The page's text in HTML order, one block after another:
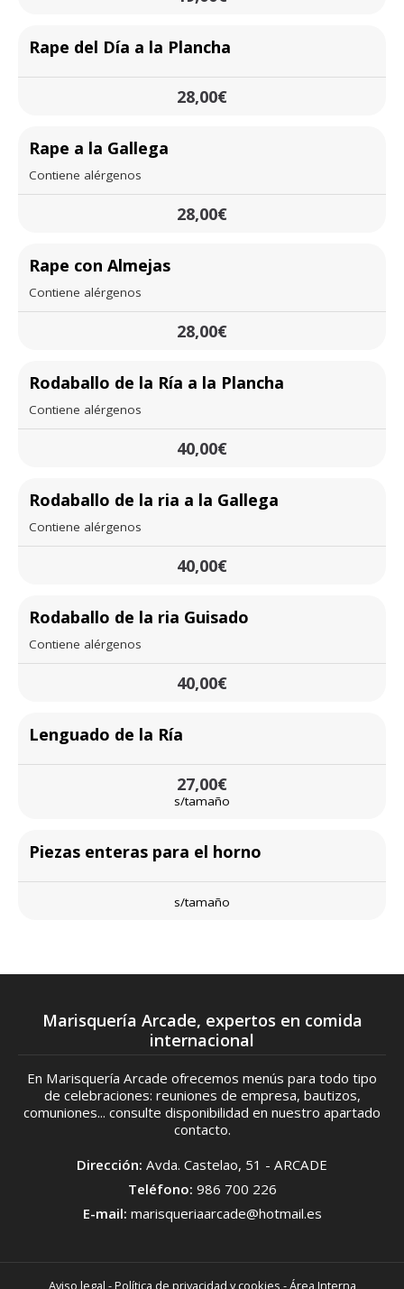
Rape del Día a la Plancha
28,00€
Rape a la Gallega
Contiene alérgenos
28,00€
Rape con Almejas
Contiene alérgenos
28,00€
Rodaballo de la Ría a la Plancha
Contiene alérgenos
40,00€
Rodaballo de la ria a la Gallega
Contiene alérgenos
40,00€
Rodaballo de la ria Guisado
Contiene alérgenos
40,00€
Lenguado de la Ría
27,00€
s/tamaño
Piezas enteras para el horno
s/tamaño
Marisquería Arcade, expertos en comida
internacional
En Marisquería Arcade ofrecemos menús para todo tipo
de celebraciones: reuniones de empresa, bautizos,
comuniones... consulte disponibilidad en nuestro apartado
contacto.
Dirección: Avda. Castelao, 51 - ARCADE
Teléfono: 986 700 226
E-mail: marisqueriaarcade@hotmail.es
Aviso legal -Política de privacidad y cookies -Área Interna